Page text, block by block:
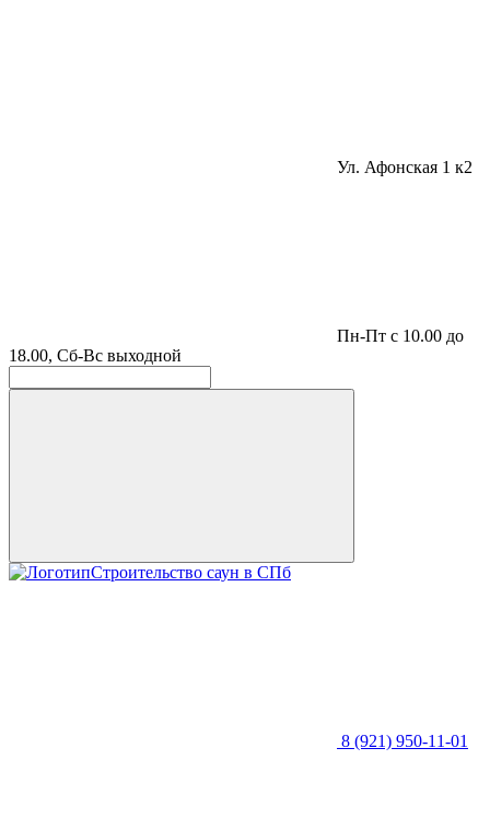
Ул. Афонская 1 к2
Пн-Пт с 10.00 до
18.00, Сб-Вс выходной
Строительство саун в СПб
8 (921) 950-11-01